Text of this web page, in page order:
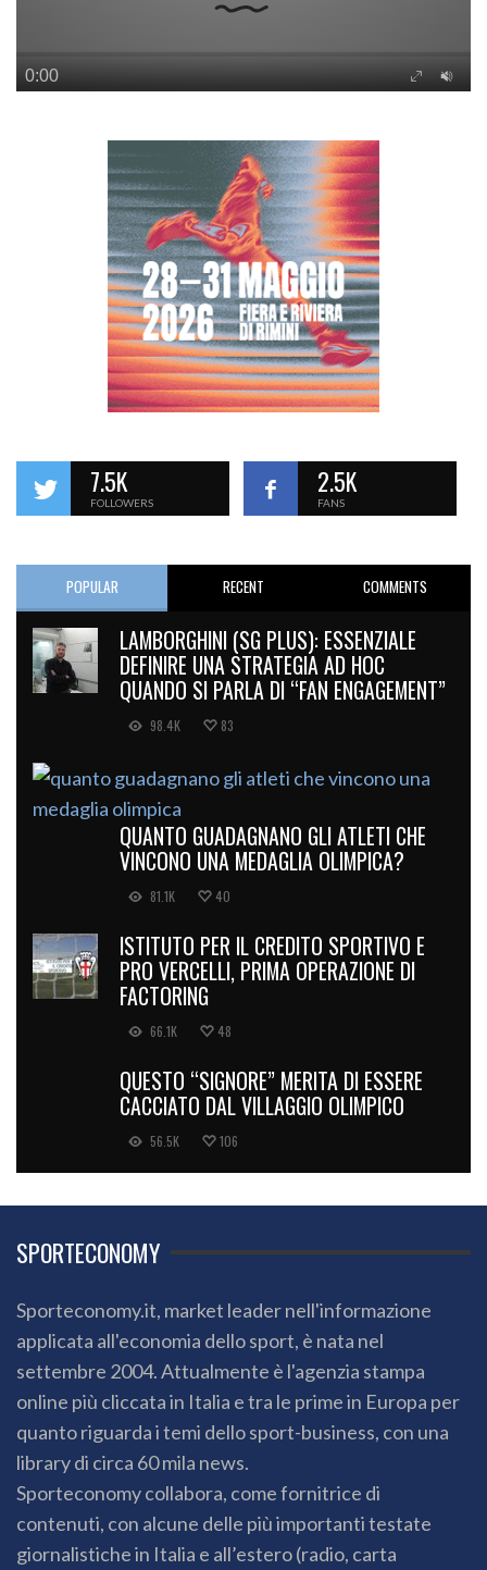
7.5K
FOLLOWERS
2.5K
FANS
POPULAR RECENT COMMENTS
LAMBORGHINI (SG PLUS): ESSENZIALE
DEFINIRE UNA STRATEGIA AD HOC
QUANDO SI PARLA DI “FAN ENGAGEMENT”
98.4K 83
QUANTO GUADAGNANO GLI ATLETI CHE
VINCONO UNA MEDAGLIA OLIMPICA?
81.1K 40
ISTITUTO PER IL CREDITO SPORTIVO E
PRO VERCELLI, PRIMA OPERAZIONE DI
FACTORING
66.1K 48
QUESTO “SIGNORE” MERITA DI ESSERE
CACCIATO DAL VILLAGGIO OLIMPICO
56.5K 106
SPORTECONOMY
Sporteconomy.it, market leader nell'informazione
applicata all'economia dello sport, è nata nel
settembre 2004. Attualmente è l'agenzia stampa
online più cliccata in Italia e tra le prime in Europa per
quanto riguarda i temi dello sport-business, con una
library di circa 60 mila news.
Sporteconomy collabora, come fornitrice di
contenuti, con alcune delle più importanti testate
giornalistiche in Italia e all’estero (radio, carta